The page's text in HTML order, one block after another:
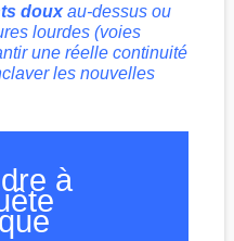
douxau-dessus ou
lourdes (voies
une réelle continuité
les nouvelles
à